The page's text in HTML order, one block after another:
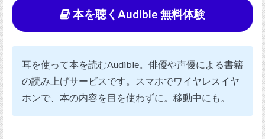
本を聴くAudible 無料体験
耳を使って本を読むAudible。俳優や声優による書籍
の読み上げサービスです。スマホでワイヤレスイヤ
ホンで、本の内容を目を使わずに。移動中にも。